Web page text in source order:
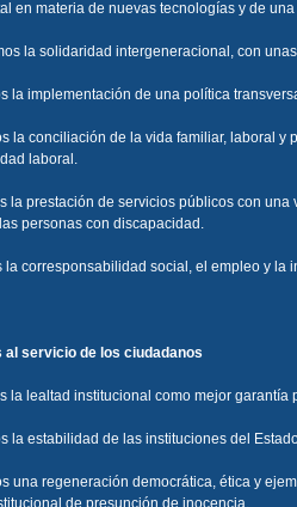
en materia de nuevas tecnologías y de
la solidaridad intergeneracional, con
la implementación de una política
la conciliación de la vida familiar, laboral
laboral.
la prestación de servicios públicos con
personas con discapacidad.
la corresponsabilidad social, el empleo y
al servicio de los ciudadanos
la lealtad institucional como mejor
la estabilidad de las instituciones del
una regeneración democrática, ética y